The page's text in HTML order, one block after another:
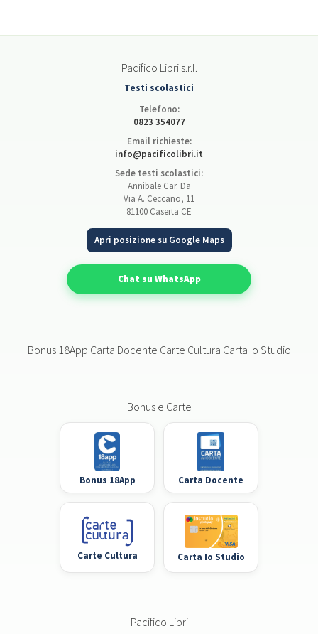
Pacifico Libri s.r.l.
Testi scolastici
Telefono:
0823 354077
Email richieste:
info@pacificolibri.it
Sede testi scolastici:
Annibale Car. Da
Via A. Ceccano, 11
81100 Caserta CE
Apri posizione su Google Maps
Chat su WhatsApp
Bonus 18App Carta Docente Carte Cultura Carta Io Studio
Bonus e Carte
Bonus 18App Carta Docente
Carte Cultura Carta Io Studio
Pacifico Libri